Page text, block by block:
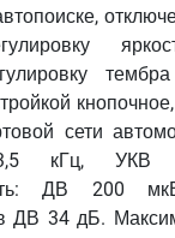
сети
кГц, УКВ
ДВ 200
ДВ 34 дБ.